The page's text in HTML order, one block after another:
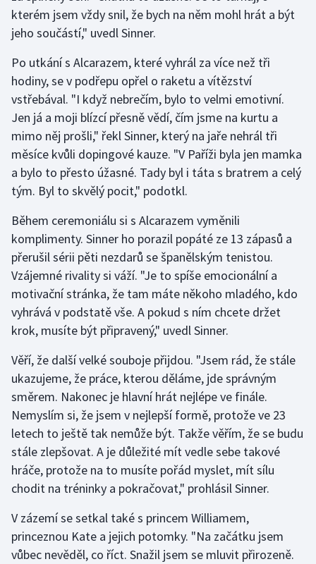
Stolní tenis
Veslování
Vodní slalom
Volejbal
Ostatní
kterém jsem vždy snil, že bych na něm mohl hrát a být
jeho součástí," uvedl Sinner.
Po utkání s Alcarazem, které vyhrál za více než tři
hodiny, se v podřepu opřel o raketu a vítězství
vstřebával. "I když nebrečím, bylo to velmi emotivní.
Jen já a moji blízcí přesně vědí, čím jsme na kurtu a
mimo něj prošli," řekl Sinner, který na jaře nehrál tři
měsíce kvůli dopingové kauze. "V Paříži byla jen mamka
a bylo to přesto úžasné. Tady byl i táta s bratrem a celý
tým. Byl to skvělý pocit," podotkl.
Během ceremoniálu si s Alcarazem vyměnili
komplimenty. Sinner ho porazil popáté ze 13 zápasů a
přerušil sérii pěti nezdarů se španělským tenistou.
Vzájemné rivality si váží. "Je to spíše emocionální a
motivační stránka, že tam máte někoho mladého, kdo
vyhrává v podstatě vše. A pokud s ním chcete držet
krok, musíte být připravený," uvedl Sinner.
Věří, že další velké souboje přijdou. "Jsem rád, že stále
ukazujeme, že práce, kterou děláme, jde správným
směrem. Nakonec je hlavní hrát nejlépe ve finále.
Nemyslím si, že jsem v nejlepší formě, protože ve 23
letech to ještě tak nemůže být. Takže věřím, že se budu
stále zlepšovat. A je důležité mít vedle sebe takové
hráče, protože na to musíte pořád myslet, mít sílu
chodit na tréninky a pokračovat," prohlásil Sinner.
V zázemí se setkal také s princem Williamem,
princeznou Kate a jejich potomky. "Na začátku jsem
vůbec nevěděl, co říct. Snažil jsem se mluvit přirozeně.